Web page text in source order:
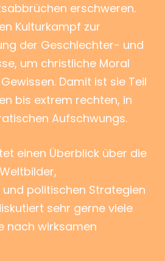
erschweren.
Kulturkampf zur
der Geschlechter- und
um christliche Moral
Damit ist sie Teil
bis extrem rechten, in
Aufschwungs.
einen Überblick über die
politischen Strategien
sehr gerne viele
nach wirksamen